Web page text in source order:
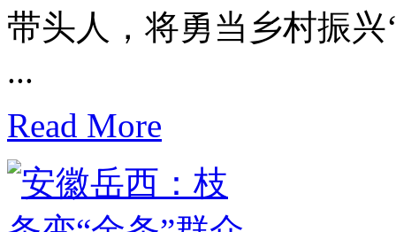
带头人，将勇当乡村振
...
Read More